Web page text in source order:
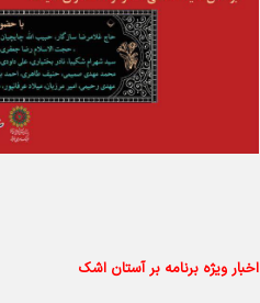
اخبار ویژه برنامه بر آستان اشک